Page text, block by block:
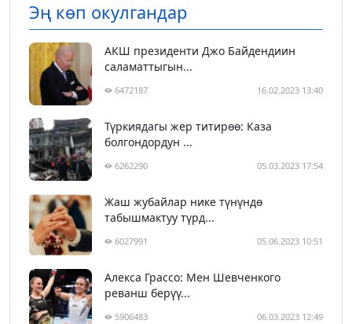
Эң көп окулгандар
АКШ президенти Джо Байдендиин
саламаттыгын...
6472187 16.02.2023 13:40
Түркиядагы жер титирөө: Каза
болгондордун ...
6262290 05.03.2023 17:54
Жаш жубайлар нике түнүндө
табышмактуу түрд...
6027991 05.06.2023 10:51
Алекса Грассо: Мен Шевченкого
реванш берүү...
5906483 06.03.2023 12:49